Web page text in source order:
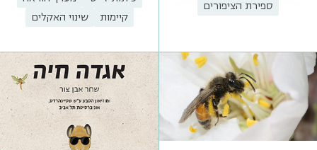
ספירת הציפורים
קיימות
שינוי האקלים